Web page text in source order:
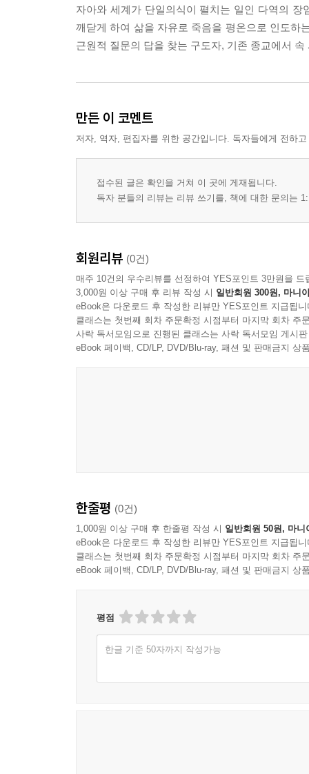
자아와 세계가 단일의식이 펼치는 일인 다역의
깨닫게 하여 삶을 자유로 죽음을 평온으로 인도하
근원적 질문의 답을 찾는 구도자, 기존 종교에서
만든 이 코멘트
저자, 역자, 편집자를 위한 공간입니다. 독자들에게 전하
접수된 글은 확인을 거쳐 이 곳에 게재됩니다.
독자 분들의 리뷰는 리뷰 쓰기를, 책에 대한 문의는
회원리뷰 (0건)
매주 10건의 우수리뷰를 선정하여 YES포인트 3만원을 드
3,000원 이상 구매 후 리뷰 작성 시 일반회원 300원, 마니
eBook은 다운로드 후 작성한 리뷰만 YES포인트 지급됩니
클래스는 첫번째 회차 주문확정 시점부터 마지막 회차 주
사락 독서모임으로 진행된 클래스는 사락 독서모임 게시
eBook 페이백, CD/LP, DVD/Blu-ray, 패션 및 판매금지 상
한줄평 (0건)
1,000원 이상 구매 후 한줄평 작성 시 일반회원 50원, 마니
eBook은 다운로드 후 작성한 리뷰만 YES포인트 지급됩니
클래스는 첫번째 회차 주문확정 시점부터 마지막 회차 주
eBook 페이백, CD/LP, DVD/Blu-ray, 패션 및 판매금지 상
평점
한글 기준 50자까지 작성가능